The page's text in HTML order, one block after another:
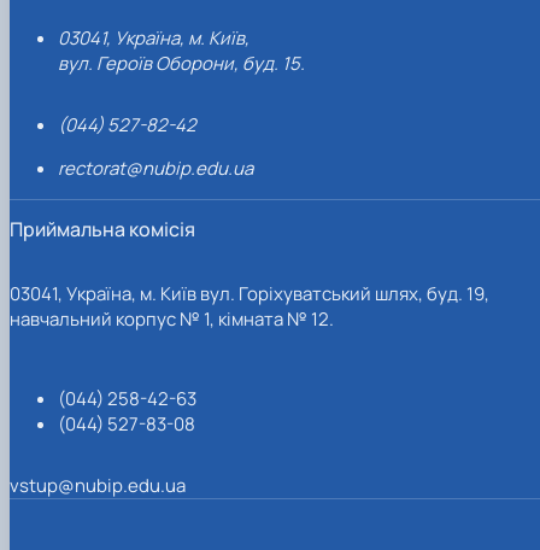
03041, Україна, м. Київ,
вул. Героїв Оборони, буд. 15.
(044) 527-82-42
rectorat@nubip.edu.ua
Приймальна комісія
03041, Україна, м. Київ вул. Горіхуватський шлях, буд. 19,
навчальний корпус № 1, кімната № 12.
(044) 258-42-63
(044) 527-83-08
vstup@nubip.edu.ua